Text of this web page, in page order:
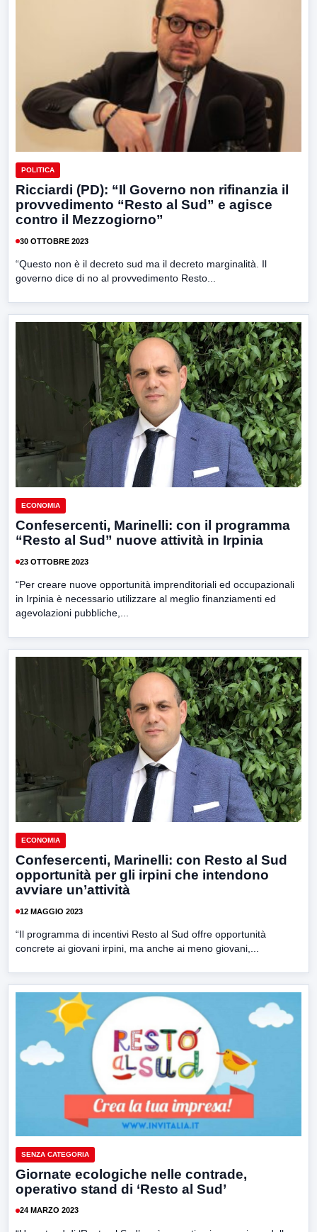
POLITICA
Ricciardi (PD): “Il Governo non rifinanzia il
provvedimento “Resto al Sud” e agisce
contro il Mezzogiorno”
30 OTTOBRE 2023
“Questo non è il decreto sud ma il decreto marginalità. Il
governo dice di no al provvedimento Resto...
ECONOMIA
Confesercenti, Marinelli: con il programma
“Resto al Sud” nuove attività in Irpinia
23 OTTOBRE 2023
“Per creare nuove opportunità imprenditoriali ed occupazionali
in Irpinia è necessario utilizzare al meglio finanziamenti ed
agevolazioni pubbliche,...
ECONOMIA
Confesercenti, Marinelli: con Resto al Sud
opportunità per gli irpini che intendono
avviare un’attività
12 MAGGIO 2023
“Il programma di incentivi Resto al Sud offre opportunità
concrete ai giovani irpini, ma anche ai meno giovani,...
SENZA CATEGORIA
Giornate ecologiche nelle contrade,
operativo stand di ‘Resto al Sud’
24 MARZO 2023